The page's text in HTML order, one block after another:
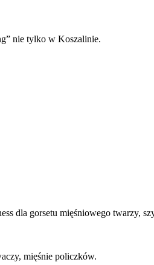
nie tylko w Koszalinie.
dla gorsetu mięśniowego twarzy,
mięśnie policzków.